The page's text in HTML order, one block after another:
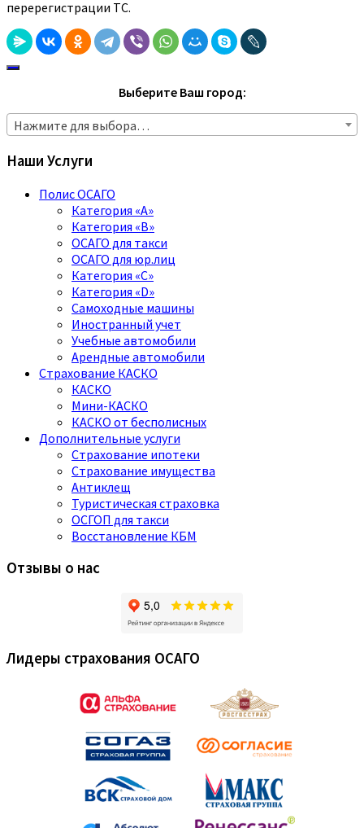
перерегистрации ТС.
Выберите Ваш город:
Нажмите для выбора…
Наши Услуги
Полис ОСАГО
Категория «A»
Категория «B»
ОСАГО для такси
ОСАГО для юр.лиц
Категория «C»
Категория «D»
Самоходные машины
Иностранный учет
Учебные автомобили
Арендные автомобили
Страхование КАСКО
КАСКО
Мини-КАСКО
КАСКО от бесполисных
Дополнительные услуги
Страхование ипотеки
Страхование имущества
Антиклещ
Туристическая страховка
ОСГОП для такси
Восстановление КБМ
Отзывы о нас
Лидеры страхования ОСАГО